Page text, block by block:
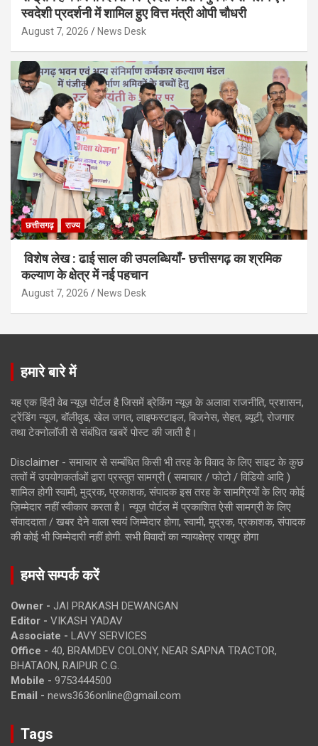
स्वदेशी प्रदर्शनी में शामिल हुए वित्त मंत्री ओपी चौधरी
August 7, 2026 News Desk
छत्तीसगढ़ राज्य
विशेष लेख : ढाई साल की उपलब्धियाँ- छत्तीसगढ़ का श्रमिक
कल्याण के क्षेत्र में नई पहचान
August 7, 2026 News Desk
हमारे बारे में
यह एक हिंदी वेब न्यूज़ पोर्टल है जिसमें ब्रेकिंग न्यूज़ के अलावा राजनीति, प्रशासन,
ट्रेंडिंग न्यूज, बॉलीवुड, खेल जगत, लाइफस्टाइल, बिजनेस, सेहत, ब्यूटी, रोजगार
तथा टेक्नोलॉजी से संबंधित खबरें पोस्ट की जाती है।
Disclaimer - समाचार से सम्बंधित किसी भी तरह के विवाद के लिए साइट के कुछ
तत्वों में उपयोगकर्ताओं द्वारा प्रस्तुत सामग्री ( समाचार / फोटो / विडियो आदि )
शामिल होगी स्वामी, मुद्रक, प्रकाशक, संपादक इस तरह के सामग्रियों के लिए कोई
ज़िम्मेदार नहीं स्वीकार करता है। न्यूज़ पोर्टल में प्रकाशित ऐसी सामग्री के लिए
संवाददाता / खबर देने वाला स्वयं जिम्मेदार होगा, स्वामी, मुद्रक, प्रकाशक, संपादक
की कोई भी जिम्मेदारी नहीं होगी. सभी विवादों का न्यायक्षेत्र रायपुर होगा
हमसे सम्पर्क करें
Owner - JAI PRAKASH DEWANGAN
Editor - VIKASH YADAV
Associate - LAVY SERVICES
Office - 40, BRAMDEV COLONY, NEAR SAPNA TRACTOR,
BHATAON, RAIPUR C.G.
Mobile - 9753444500
Email - news3636online@gmail.com
Tags